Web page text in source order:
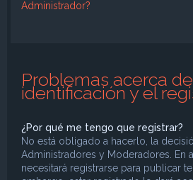
Administrador?
Problemas acerca
identificación y el
¿Por qué me tengo que registrar?
No está obligado a hacerlo, la
Administradores y Moderadores. En
necesitará registrarse para publicar